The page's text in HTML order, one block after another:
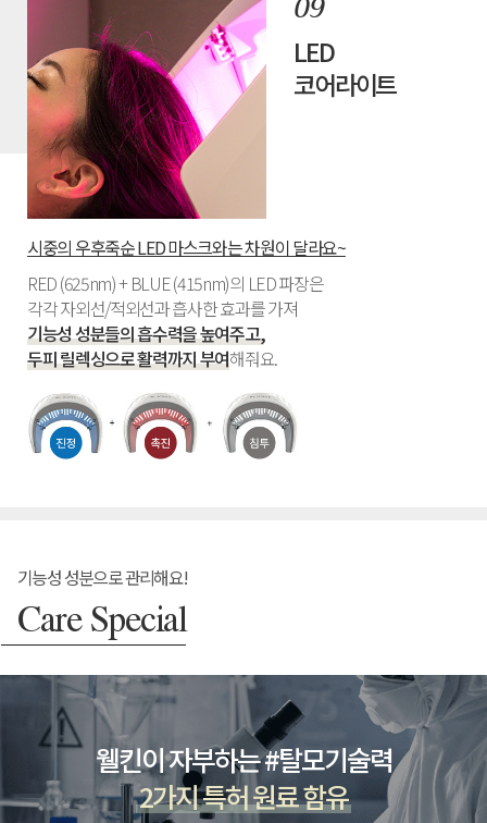
LED
코어라이트
시중의 우후죽순 LED 마스크와는 차원이 달라요~
RED (625nm) + BLUE (415nm)의 LED 파장은
각각 자외선/적외선과 흡사한 효과를 가져
기능성 성분들의 흡수력을 높여주고,
두피 릴렉싱으로 활력까지 부여해줘요.
기능성 성분으로 관리해요!
Care Special
웰킨이 자부하는 #탈모기술력
2가지 특허 원료 함유